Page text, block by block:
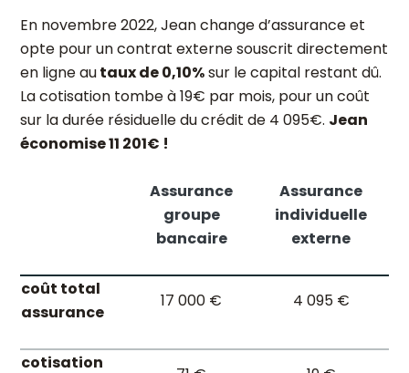
En novembre 2022, Jean change d’assurance et
opte pour un contrat externe souscrit directement
en ligne autaux de 0,10%sur le capital restant dû.
La cotisation tombe à 19€ par mois, pour un coût
sur la durée résiduelle du crédit de 4 095€. Jean
économise 11 201€ !
Assurance
groupe
bancaire
Assurance
individuelle
externe
coût total
assurance
17 000 € 4 095 €
cotisation